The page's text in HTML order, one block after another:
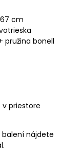
cm
pružina bonell
priestore
nájdete